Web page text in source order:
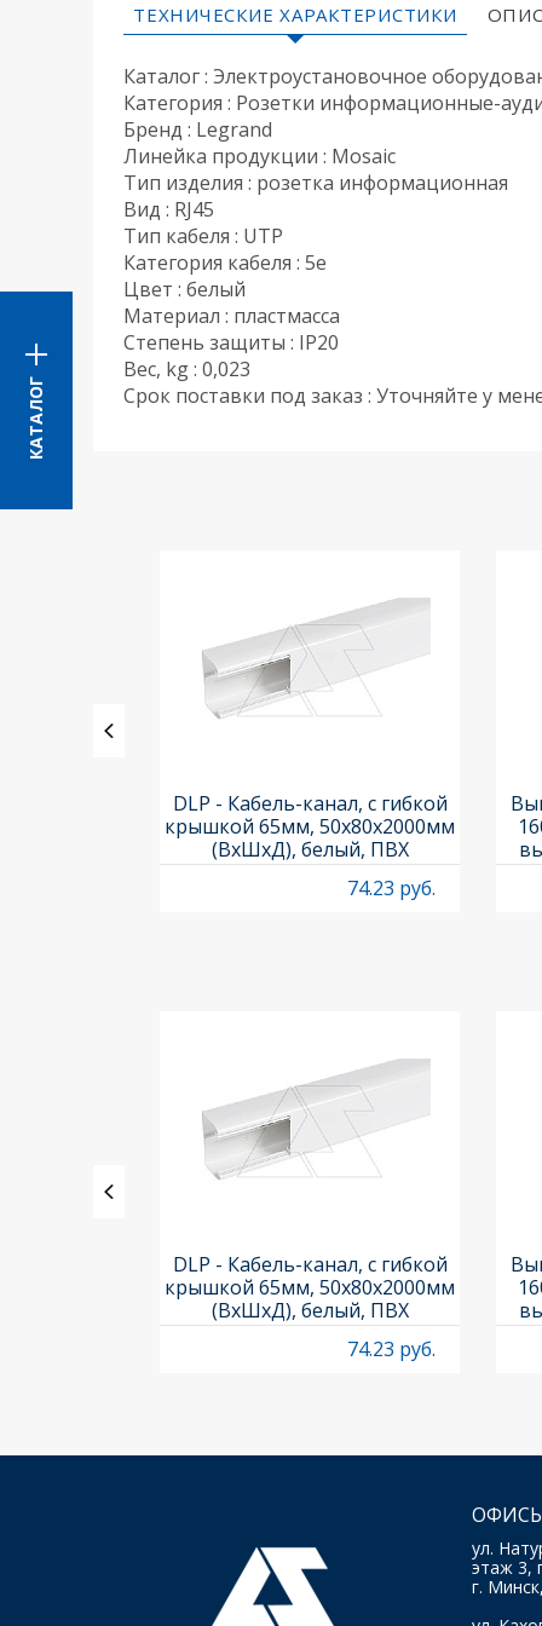
КАТАЛОГ
ТЕХНИЧЕСКИЕ ХАРАКТЕРИСТИКИ
Каталог : Электроустановочное
Категория : Розетки информационные-
Бренд : Legrand
Линейка продукции : Mosaic
Тип изделия : розетка информационная
Вид : RJ45
Тип кабеля : UTP
Категория кабеля : 5e
Цвет : белый
Материал : пластмасса
Степень защиты : IP20
Вес, kg : 0,023
Срок поставки под заказ : Уточняйте у
DLP - Кабель-канал, с гибкой
крышкой 65мм, 50x80х2000мм
(ВхШхД), белый, ПВХ
74.23 руб.
DLP - Кабель-канал, с гибкой
крышкой 65мм, 50x80х2000мм
(ВхШхД), белый, ПВХ
74.23 руб.
ул.
этаж 3,
г.